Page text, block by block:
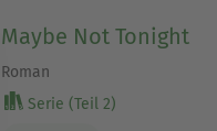
Maybe Not Tonight
Roman
Serie (Teil 2)